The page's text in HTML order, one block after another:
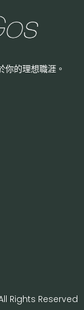
你的理想職涯。
Rights Reserved